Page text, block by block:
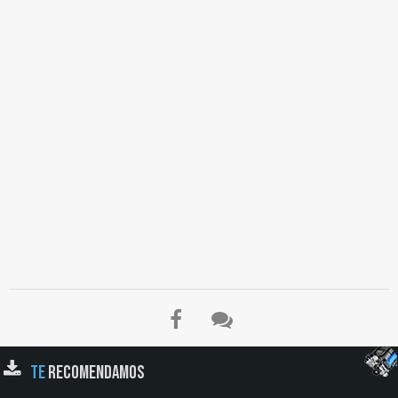
TERECOMENDAMOS